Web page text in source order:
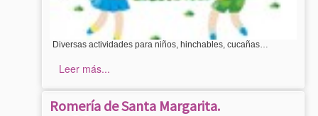
Diversas actividades para niños, hinchables, cucañas…
Leer más...
Romería de Santa Margarita.